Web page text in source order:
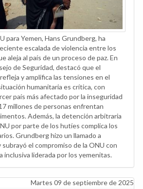
para Yemen, Hans Grundberg, ha
escalada de violencia entre los
aleja al país de un proceso de paz. En
de Seguridad, destacó que el
y amplifica las tensiones en el
humanitaria es crítica, con
país más afectado por la inseguridad
millones de personas enfrentan
Además, la detención arbitraria
por parte de los hutíes complica los
Grundberg hizo un llamado a
el compromiso de la ONU con
inclusiva liderada por los yemenitas.
Martes 09 de septiembre de 2025